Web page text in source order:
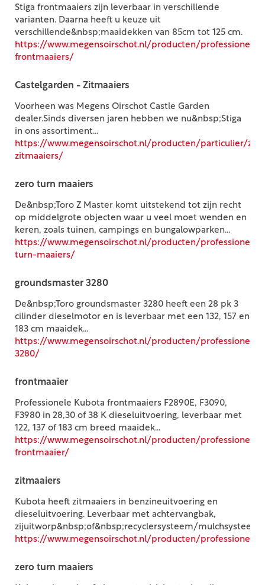
Stiga frontmaaiers zijn leverbaar in verschillende
varianten. Daarna heeft u keuze uit
verschillende&nbsp;maaidekken van 85cm tot 125 cm.
https://www.megensoirschot.nl/producten/professioneel/
frontmaaiers/
Castelgarden - Zitmaaiers
Voorheen was Megens Oirschot Castle Garden
dealer.Sinds diversen jaren hebben we nu&nbsp;Stiga
in ons assortiment...
https://www.megensoirschot.nl/producten/particulier/
zitmaaiers/
zero turn maaiers
De&nbsp;Toro Z Master komt uitstekend tot zijn recht
op middelgrote objecten waar u veel moet wenden en
keren, zoals tuinen, campings en bungalowparken...
https://www.megensoirschot.nl/producten/professioneel/
turn-maaiers/
groundsmaster 3280
De&nbsp;Toro groundsmaster 3280 heeft een 28 pk 3
cilinder dieselmotor en is leverbaar met een 132, 157 en
183 cm maaidek...
https://www.megensoirschot.nl/producten/professioneel/
3280/
frontmaaier
Professionele Kubota frontmaaiers F2890E, F3090,
F3980 in 28,30 of 38 K dieseluitvoering, leverbaar met
122, 137 of 183 cm breed maaidek...
https://www.megensoirschot.nl/producten/
frontmaaier/
zitmaaiers
Kubota heeft zitmaaiers in benzineuitvoering en
dieseluitvoering. Leverbaar met achtervangbak,
zijuitworp&nbsp;of&nbsp;recyclersysteem/mulchsysteem...
https://www.megensoirschot.nl/producten/
zero turn maaiers